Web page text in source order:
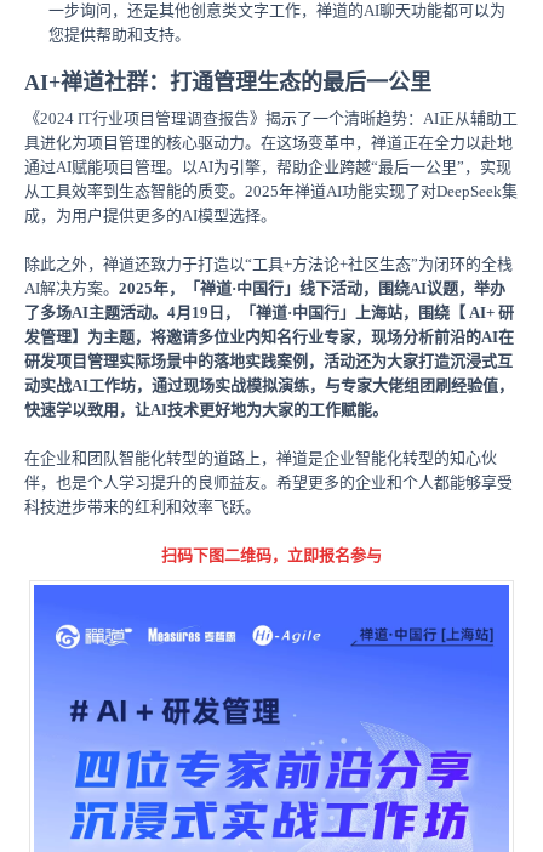
一步询问，还是其他创意类文字工作，禅道的AI聊天功能都可以为
您提供帮助和支持。
AI+禅道社群：打通管理生态的最后一公里
《2024 IT行业项目管理调查报告》揭示了一个清晰趋势：AI正从辅助工
具进化为项目管理的核心驱动力。在这场变革中，禅道正在全力以赴地
通过AI赋能项目管理。以AI为引擎，帮助企业跨越“最后一公里”，实现
从工具效率到生态智能的质变。2025年禅道AI功能实现了对DeepSeek集
成，为用户提供更多的AI模型选择。
除此之外，禅道还致力于打造以“工具+方法论+社区生态”为闭环的全栈
AI解决方案。 2025年，「禅道·中国行」线下活动，围绕AI议题，举办
了多场AI主题活动。4月19日，「禅道·中国行」上海站，围绕【 AI+ 研
发管理】为主题，将邀请多位业内知名行业专家，现场分析前沿的AI在
研发项目管理实际场景中的落地实践案例，活动还为大家打造沉浸式互
动实战AI工作坊，通过现场实战模拟演练，与专家大佬组团刷经验值，
快速学以致用，让AI技术更好地为大家的工作赋能。
在企业和团队智能化转型的道路上，禅道是企业智能化转型的知心伙
伴，也是个人学习提升的良师益友。希望更多的企业和个人都能够享受
科技进步带来的红利和效率飞跃。
扫码下图二维码，立即报名参与